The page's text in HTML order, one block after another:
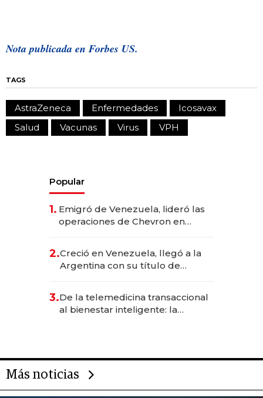
Nota publicada en Forbes US.
TAGS
AstraZeneca Enfermedades
Icosavax
Salud
Vacunas Virus VPH
Popular
1. Emigró de Venezuela, lideró las
operaciones de Chevron en
2.Creció en Venezuela, llegó a la
Argentina con su título de
las marcas "fast premium"
3.De la telemedicina transaccional
al bienestar inteligente: la
Más noticias